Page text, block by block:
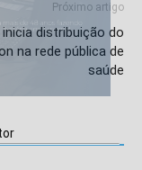
Próximo artigo
distribuição do
na rede pública de
saúde